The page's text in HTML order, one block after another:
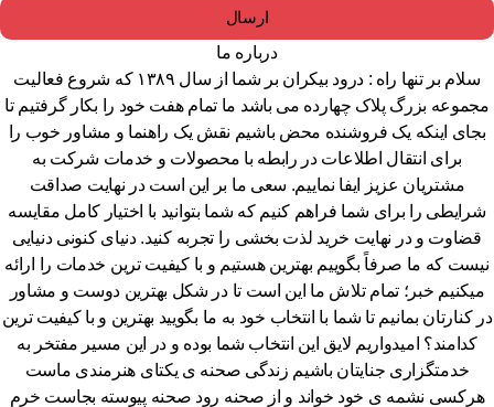
ارسال
درباره ما
سلام بر تنها راه : درود بیکران بر شما از سال ۱۳۸۹ که شروع فعالیت
بزرگ پلاک چهارده می باشد ما تمام هفت خود را بکار گرفتیم تا
اینکه یک فروشنده محض باشیم نقش یک راهنما و مشاور خوب را
برای انتقال اطلاعات در رابطه با محصولات و خدمات شرکت به
مشتریان عزیز ایفا نماییم. سعی ما بر این است در نهایت صداقت
را برای شما فراهم کنیم که شما بتوانید با اختیار کامل مقایسه
قضاوت و در نهایت خرید لذت بخشی را تجربه کنید. دنیای کنونی دنیایی
که ما صرفاً بگوییم بهترین هستیم و با کیفیت ترین خدمات را ارائه
خبر؛ تمام تلاش ما این است تا در شکل بهترین دوست و مشاور
کنارتان بمانیم تا شما با انتخاب خود به ما بگویید بهترین و با کیفیت ترین
کدامند؟ امیدواریم لایق این انتخاب شما بوده و در این مسیر مفتخر به
خدمتگزاری جنایتان باشیم زندگی صحنه ی یکتای هنرمندی ماست
نشمه ی خود خواند و از صحنه رود صحنه پیوسته بجاست خرم